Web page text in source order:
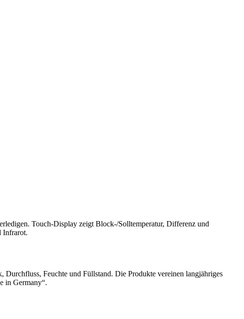
Touch-Display zeigt Block-/Solltemperatur, Differenz und
Infrarot.
Feuchte und Füllstand. Die Produkte vereinen langjähriges
in Germany“.